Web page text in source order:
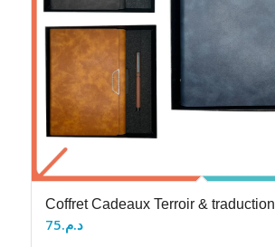
Coffret Cadeaux Terroir & traduction
د.م.75